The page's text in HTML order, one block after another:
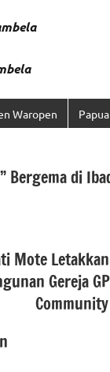
Waropen Papua
Bergema di
Mote
Gereja